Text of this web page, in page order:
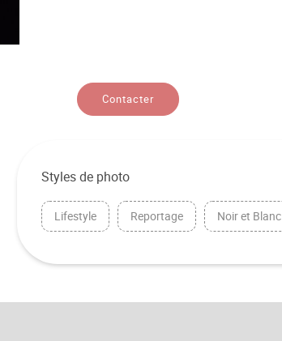
Contacter
Styles de photo
Lifestyle Reportage Noir et Blanc